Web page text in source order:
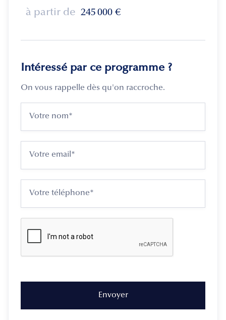
à partir de 245 000 €
Intéressé par ce programme ?
On vous rappelle dès qu'on raccroche.